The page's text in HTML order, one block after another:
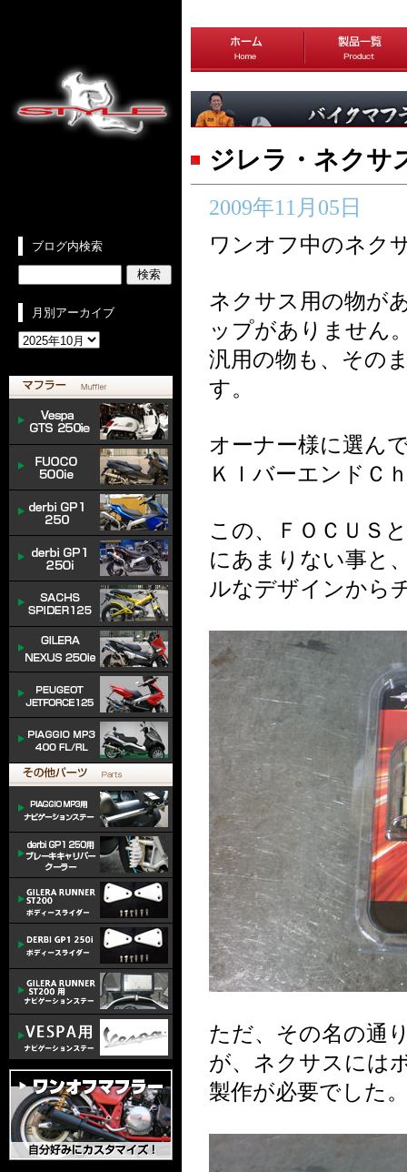
ブログ内検索
月別アーカイブ
ジレラ・ネクサ
2009年11月05日
ワンオフ中のネク
ネクサス用の物が
ップがありません
汎用の物も、その
す。
オーナー様に選ん
ＫＩバーエンドＣ
この、ＦＯＣＵＳ
にあまりない事と
ルなデザインから
ただ、その名の通
が、ネクサスには
製作が必要でした